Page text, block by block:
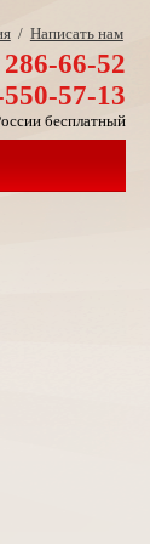
/ Написать нам
286-66-52
57-13
бесплатный